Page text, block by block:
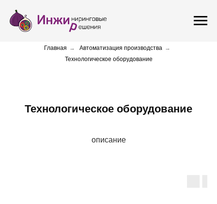
Главная → Автоматизация производства →
Технологическое оборудование
Технологическое оборудование
описание